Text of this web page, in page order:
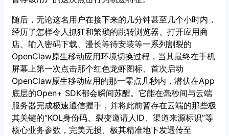
随后，无论这名用户在接下来的几分钟甚至几个小时内，
经历了怎样令人抓狂和繁琐的跳转浏览器、打开应用商
店、输入密码下载、漫长等待安装等一系列割裂的
OpenClaw原生移动应用环境切换过程，当其最终在手机
屏幕上第一次点击那个红色龙虾图标、首次启动
OpenClaw原生移动应用的那一零点几秒内，潜伏在App
底层的Open+ SDK都会瞬间苏醒。它能在毫秒间与云端
服务器完成极速通信握手，并将此前暂存在云端的那些极
其关键的“KOL身份码、裂变邀请人ID、渠道来源标识”等
核心业务参数，完美无损、极其精准地下发透传至